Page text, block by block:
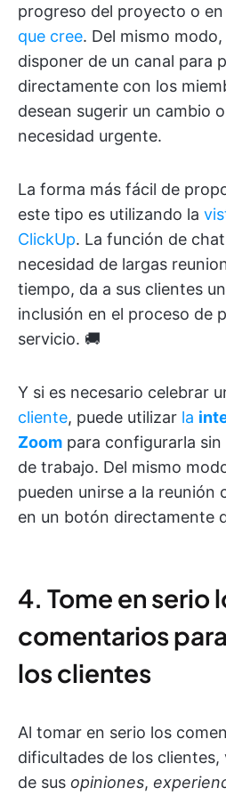
progreso del proyecto o en
que cree. Del mismo
disponer de un canal para
directamente con los
desean sugerir un cambio
necesidad urgente.
La forma más fácil de
este tipo es utilizando la
ClickUp. La función de
necesidad de largas
tiempo, da a sus clientes
inclusión en el proceso de
servicio. 🚚
Y si es necesario celebrar
cliente, puede utilizar la
Zoom para configurarla
de trabajo. Del mismo
pueden unirse a la reunión
en un botón directamente
4. Tome en serio
comentarios
los clientes
Al tomar en serio los
dificultades de los
de sus opiniones,